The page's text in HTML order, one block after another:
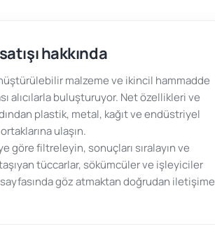
hakkında
malzeme ve ikincil hammadde
alıcılarla buluşturuyor. Net özellikleri ve
plastik, metal, kağıt ve endüstriyel
ulaşın.
göre filtreleyin, sonuçları sıralayın ve
tüccarlar, sökümcüler ve işleyiciler
göz atmaktan doğrudan iletişime